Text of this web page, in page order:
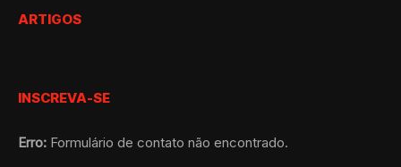
ARTIGOS
INSCREVA-SE
Erro: Formulário de contato não encontrado.